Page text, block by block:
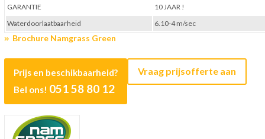
Brochure Namgrass Green
Prijs en beschikbaarheid?
Bel ons! 051 58 80 12
Vraag prijsofferte aan
GARANTIE
10 JAAR !
Waterdoorlaatbaarheid
6.10-4 m/sec